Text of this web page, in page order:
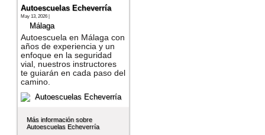
Autoescuelas Echeverría
May 13, 2026 |
Málaga
Autoescuela en Málaga con
años de experiencia y un
enfoque en la seguridad
vial, nuestros instructores
te guiarán en cada paso del
camino.
Más información sobre
Autoescuelas Echeverría